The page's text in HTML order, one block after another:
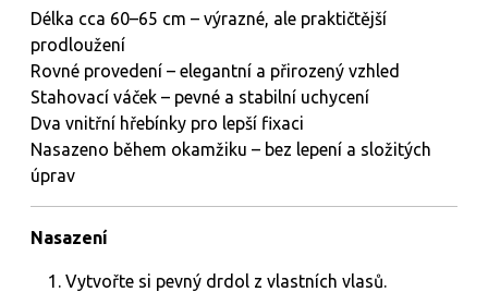
Délka cca 60–65 cm – výrazné, ale praktičtější
prodloužení
Rovné provedení – elegantní a přirozený vzhled
Stahovací váček – pevné a stabilní uchycení
Dva vnitřní hřebínky pro lepší fixaci
Nasazeno během okamžiku – bez lepení a složitých
úprav
Nasazení
Vytvořte si pevný drdol z vlastních vlasů.